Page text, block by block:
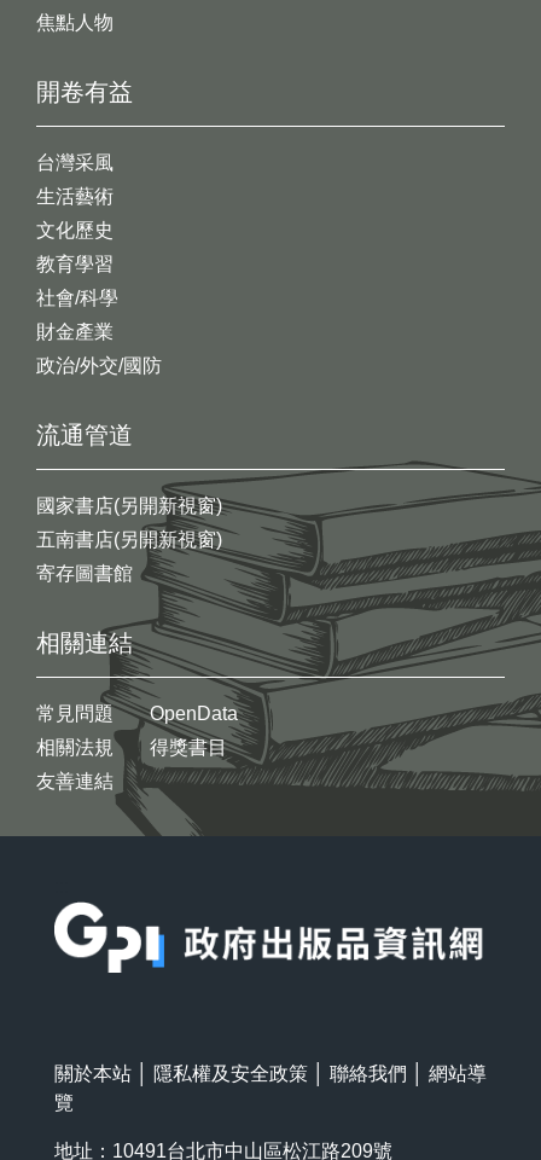
開卷有益
台灣采風
生活藝術
文化歷史
教育學習
社會/科學
財金產業
政治/外交/國防
焦點人物
流通管道
國家書店(另開新視窗)
五南書店(另開新視窗)
寄存圖書館
相關連結
常見問題
相關法規
友善連結
OpenData
得獎書目
關於本站 隱私權及安全政策 聯絡我們
網站導
覽
地址：10491台北市中山區松江路209號